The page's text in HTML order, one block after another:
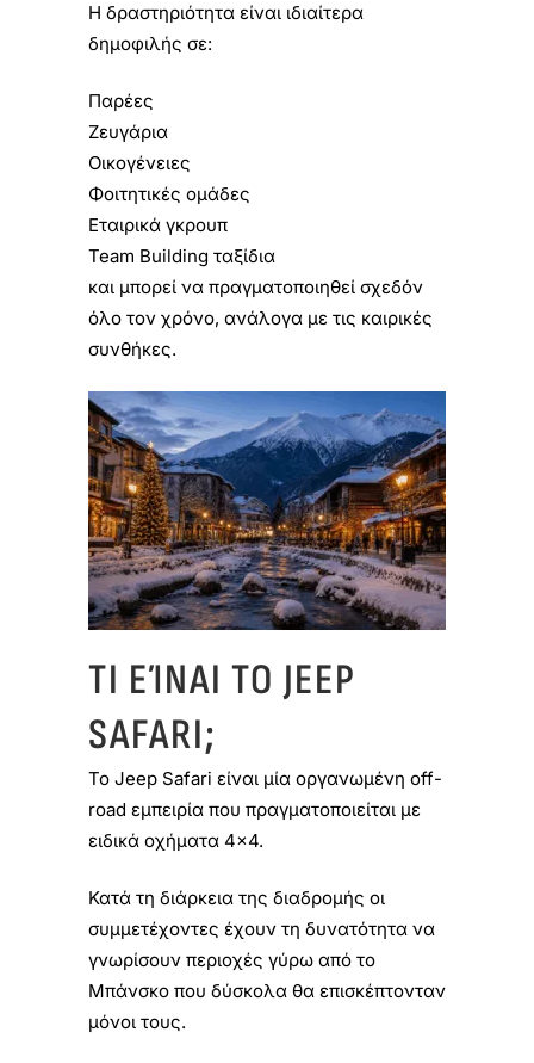
Η δραστηριότητα είναι ιδιαίτερα
δημοφιλής σε:
Παρέες
Ζευγάρια
Οικογένειες
Φοιτητικές ομάδες
Εταιρικά γκρουπ
Team Building ταξίδια
και μπορεί να πραγματοποιηθεί σχεδόν
όλο τον χρόνο, ανάλογα με τις καιρικές
συνθήκες.
ΤΙ ΕΊΝΑΙ ΤΟ JEEP
SAFARI;
Το Jeep Safari είναι μία οργανωμένη off-
road εμπειρία που πραγματοποιείται με
ειδικά οχήματα 4×4.
Κατά τη διάρκεια της διαδρομής οι
συμμετέχοντες έχουν τη δυνατότητα να
γνωρίσουν περιοχές γύρω από το
Μπάνσκο που δύσκολα θα επισκέπτονταν
μόνοι τους.